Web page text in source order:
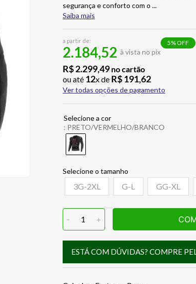
segurança e conforto com o ...
Saiba mais
a partir de:
2.184,52 à vista no pix
5% OFF
R$2.299,49 no cartão
ou até 12x de R$191,62
Ver todas opções de pagamento
: PRETO/VERMELHO/BRANCO
3G-2XL G-L GG-XL
- 1 +
ESTÁ COM DÚVIDAS? COMPRE